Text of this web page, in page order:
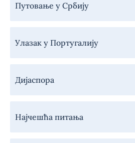
Путовање у Србију
Улазак у Португалију
Дијаспора
Најчешћа питања